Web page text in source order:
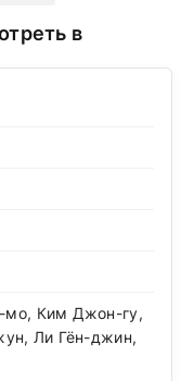
Ким Джон-гу,
Ли Гён-джин,